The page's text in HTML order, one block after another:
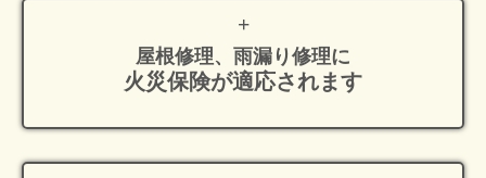
屋根修理、雨漏り修理に
火災保険が適応されます